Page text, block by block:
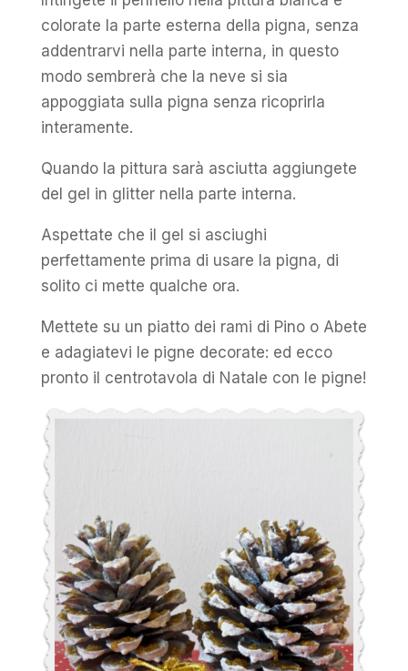
colorate la parte esterna della pigna, senza
addentrarvi nella parte interna, in questo
modo sembrerà che la neve si sia
appoggiata sulla pigna senza ricoprirla
interamente.
Quando la pittura sarà asciutta aggiungete
del gel in glitter nella parte interna.
Aspettate che il gel si asciughi
perfettamente prima di usare la pigna, di
solito ci mette qualche ora.
Mettete su un piatto dei rami di Pino o Abete
e adagiatevi le pigne decorate: ed ecco
pronto il centrotavola di Natale con le pigne!